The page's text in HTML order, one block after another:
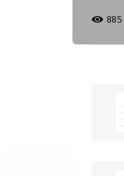
885